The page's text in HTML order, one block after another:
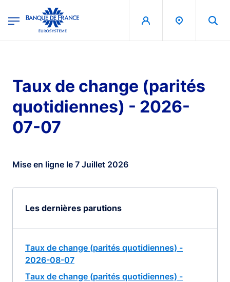
Banque de France - Menu Principal
Taux de change (parités
quotidiennes) - 2026-
07-07
Mise en ligne le 7 Juillet 2026
Les dernières parutions
Taux de change (parités quotidiennes) -
2026-08-07
Taux de change (parités quotidiennes) -